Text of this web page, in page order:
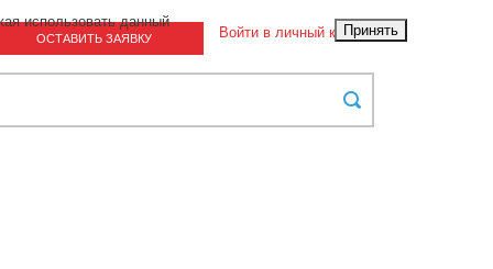
ОСТАВИТЬ ЗАЯВКУ Войти в личный кабинет
использовать данный
Принять